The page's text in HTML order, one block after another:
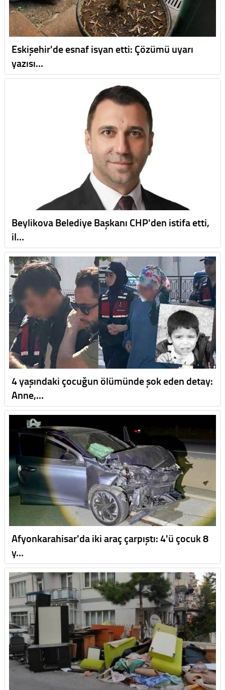
Eskişehir'de esnaf isyan etti: Çözümü uyarı
yazısı…
Beylikova Belediye Başkanı CHP'den istifa etti,
il…
4 yaşındaki çocuğun ölümünde şok eden detay:
Anne,…
Afyonkarahisar'da iki araç çarpıştı: 4'ü çocuk 8
y…